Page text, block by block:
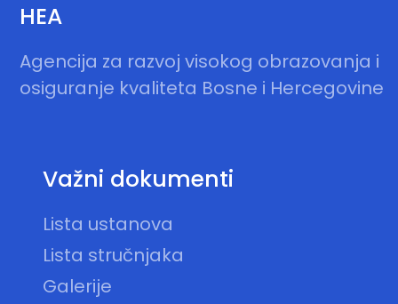
HEA
Agencija za razvoj visokog obrazovanja i
osiguranje kvaliteta Bosne i Hercegovine
Važni dokumenti
Lista ustanova
Lista stručnjaka
Galerije